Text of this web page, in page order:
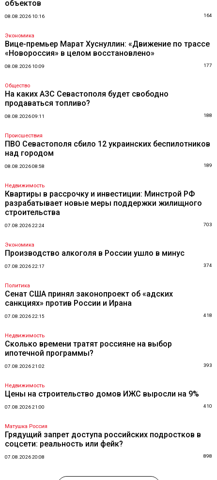
объектов
08.08.2026 10:16 164
Экономика
Вице-премьер Марат Хуснуллин: «Движение по трассе
«Новороссия» в целом восстановлено»
08.08.2026 10:09 177
Общество
На каких АЗС Севастополя будет свободно
продаваться топливо?
08.08.2026 09:11 188
Происшествия
ПВО Севастополя сбило 12 украинских беспилотников
над городом
08.08.2026 08:58 189
Недвижимость
Квартиры в рассрочку и инвестиции: Минстрой РФ
разрабатывает новые меры поддержки жилищного
строительства
07.08.2026 22:24 703
Экономика
Производство алкоголя в России ушло в минус
07.08.2026 22:17 374
Политика
Сенат США принял законопроект об «адских
санкциях» против России и Ирана
07.08.2026 22:15 418
Недвижимость
Сколько времени тратят россияне на выбор
ипотечной программы?
07.08.2026 21:02 393
Недвижимость
Цены на строительство домов ИЖС выросли на 9%
07.08.2026 21:00 410
Матушка Россия
Грядущий запрет доступа российских подростков в
соцсети: реальность или фейк?
07.08.2026 20:08 898